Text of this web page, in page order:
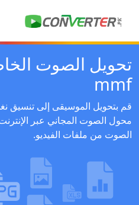
تحويل الصوت
mmf
محول الصوت المجاني عبر
الصوت من ملفات الفيديو.